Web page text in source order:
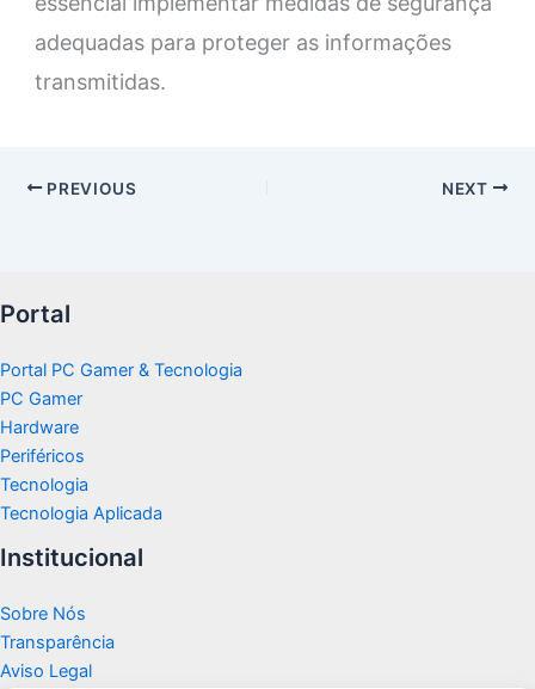
adequadas para proteger as informações
transmitidas.
PREVIOUS NEXT
Portal
Portal PC Gamer & Tecnologia
PC Gamer
Hardware
Periféricos
Tecnologia
Tecnologia Aplicada
Institucional
Sobre Nós
Transparência
Aviso Legal